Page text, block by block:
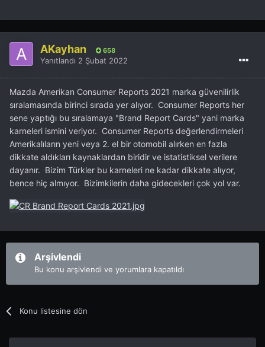
AKayhan 658
Yanıtlandı 2 Şubat 2022
Mazda Amerikan Consumer Reports 2021 marka güvenilirlik
sıralamasında birinci sırada yer alıyor. Consumer Reports her
sene yaptığı bu sıralamaya "Brand Report Cards" yani marka
karneleri ismini veriyor. Consumer Reports değerlendirmeleri
Amerikalıların yeni veya 2. el bir otomobil alırken en fazla
dikkate aldıkları kaynaklardan biridir ve istatistiksel verilere
dayanır. Bizim Türkler bu karneleri ne kadar dikkate alıyor,
bence hiç almıyor. Bizimkilerin daha gidecekleri çok yol var.
Arşivlendi
Bu konu arşivlendi ve yorumlara kapatıldı
Konu listesine dön